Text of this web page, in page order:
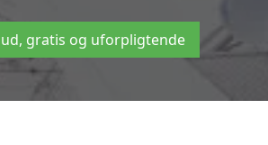
gratis og uforpligtende